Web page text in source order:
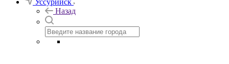
Уссурийск
Назад